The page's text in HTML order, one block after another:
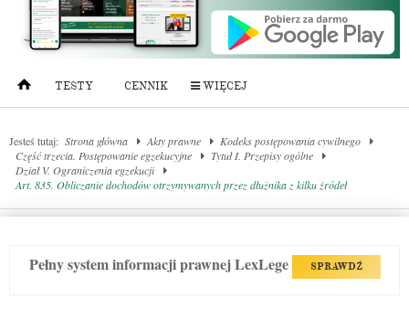
TESTY CENNIK WIĘCEJ
Jesteś tutaj: Strona główna Akty prawne
Kodeks postępowania cywilnego
Część trzecia. Postępowanie egzekucyjne
Tytuł I. Przepisy ogólne
Dział V. Ograniczenia egzekucji
Art. 835. Obliczanie dochodów otrzymywanych przez dłużnika z kilku źródeł
Pełny system informacji prawnej LexLege SPRAWDŹ